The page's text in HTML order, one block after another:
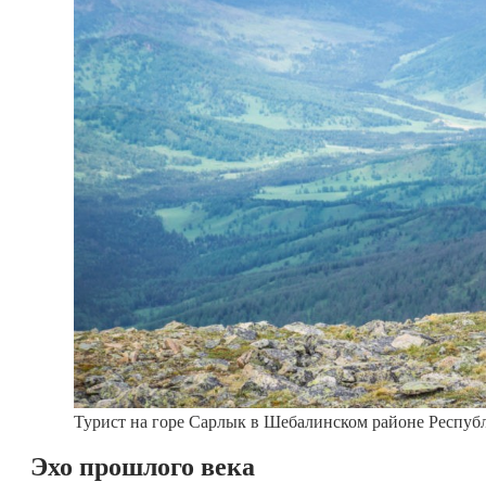
Турист на горе Сарлык в Шебалинском районе
Эхо прошлого века